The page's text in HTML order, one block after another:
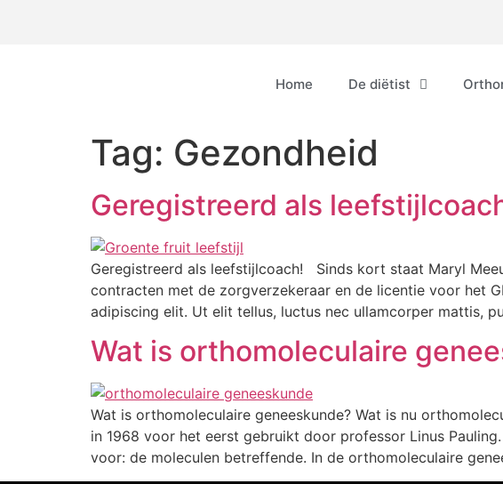
Home De diëtist
Tag: Gezondheid
Geregistreerd als
Geregistreerd als leefstijlcoach! Sinds kort staat Maryl
contracten met de zorgverzekeraar en de licentie voor het
adipiscing elit. Ut elit tellus, luctus nec ullamcorper mattis,
Wat is orthomoleculaire
Wat is orthomoleculaire geneeskunde? Wat is nu
in 1968 voor het eerst gebruikt door professor Linus
voor: de moleculen betreffende. In de orthomoleculaire